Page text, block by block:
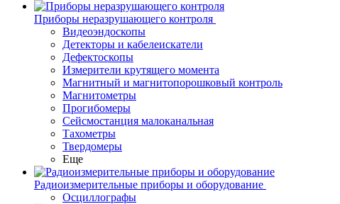
Приборы неразрушающего контроля
Видеоэндоскопы
Детекторы и кабелеискатели
Дефектоскопы
Измерители крутящего момента
Магнитный и магнитопорошковый контроль
Магнитометры
Прогибомеры
Сейсмостанция малоканальная
Тахометры
Твердомеры
Еще
Радиоизмерительные приборы и оборудование
Осциллографы